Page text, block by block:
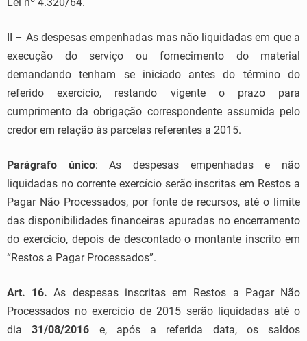
II – As despesas empenhadas mas não liquidadas em que a
execução do serviço ou fornecimento do material
demandando tenham se iniciado antes do término do
referido exercício, restando vigente o prazo para
cumprimento da obrigação correspondente assumida pelo
credor em relação às parcelas referentes a 2015.
Parágrafo único: As despesas empenhadas e não
liquidadas no corrente exercício serão inscritas em Restos a
Pagar Não Processados, por fonte de recursos, até o limite
das disponibilidades financeiras apuradas no encerramento
do exercício, depois de descontado o montante inscrito em
“Restos a Pagar Processados”.
Art. 16.As despesas inscritas em Restos a Pagar Não
Processados no exercício de 2015 serão liquidadas até o
dia31/08/2016 e, após a referida data, os saldos